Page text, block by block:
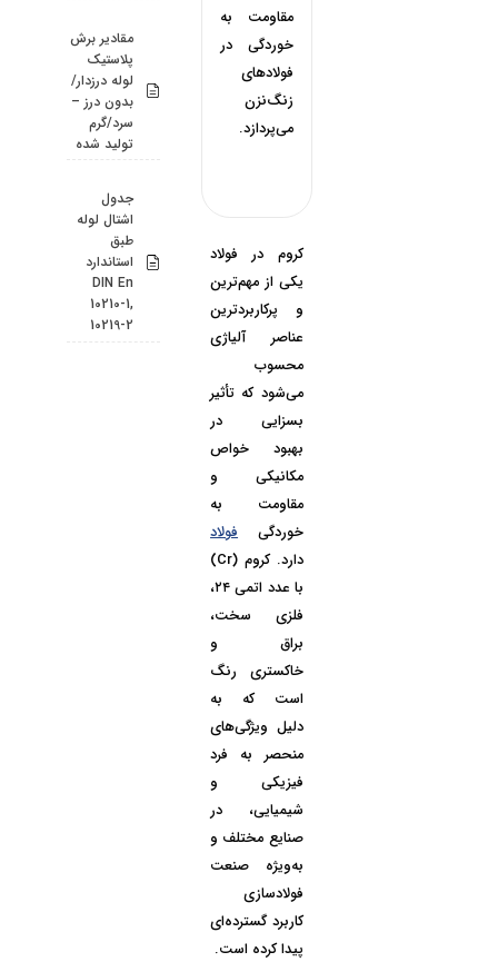
مقاومت به
خوردگی در
فولادهای
زنگ‌نزن
می‌پردازد.
کروم در فولاد
یکی از مهم‌ترین
و پرکاربردترین
عناصر آلیاژی
محسوب
می‌شود که تأثیر
بسزایی در
بهبود خواص
مکانیکی و
مقاومت به
خوردگی فولاد
دارد.کروم (Cr)
با عدد اتمی ۲۴،
فلزی سخت،
براق و
خاکستری رنگ
است که به
دلیل ویژگی‌های
منحصر به فرد
فیزیکی و
شیمیایی، در
صنایع مختلف و
به‌ویژه صنعت
فولادسازی
کاربرد گسترده‌ای
پیدا کرده است.
مقادیر برش
پلاستیک
لوله درزدار/
بدون درز –
سرد/گرم
تولید شده
جدول
اشتال لوله
طبق
استاندارد
DIN En
10210-1,
10219-2